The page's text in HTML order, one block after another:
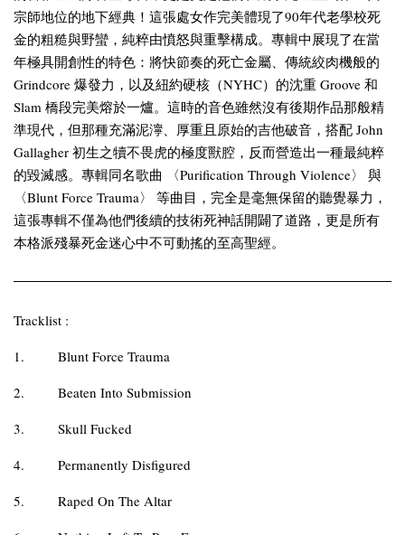
宗師地位的地下經典！這張處女作完美體現了90年代老學校死
金的粗糙與野蠻，純粹由憤怒與重擊構成。專輯中展現了在當
年極具開創性的特色：將快節奏的死亡金屬、傳統絞肉機般的
Grindcore 爆發力，以及紐約硬核（NYHC）的沈重 Groove 和
Slam 橋段完美熔於一爐。這時的音色雖然沒有後期作品那般精
準現代，但那種充滿泥濘、厚重且原始的吉他破音，搭配 John
Gallagher 初生之犢不畏虎的極度獸腔，反而營造出一種最純粹
的毀滅感。專輯同名歌曲 〈Purification Through Violence〉 與
〈Blunt Force Trauma〉 等曲目，完全是毫無保留的聽覺暴力，
這張專輯不僅為他們後續的技術死神話開闢了道路，更是所有
本格派殘暴死金迷心中不可動搖的至高聖經。
Tracklist :
1.
Blunt Force Trauma
2.
Beaten Into Submission
3.
Skull Fucked
4.
Permanently Disfigured
5.
Raped On The Altar